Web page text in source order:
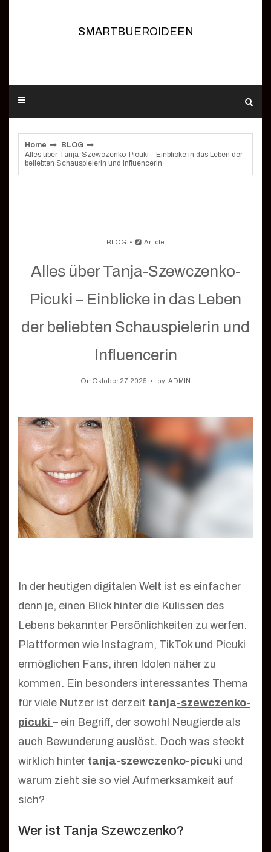
SMARTBUEROIDEEN
Home
BLOG
Alles über Tanja-Szewczenko-Picuki – Einblicke in das Leben der
beliebten Schauspielerin und Influencerin
BLOG Article
Alles über Tanja-Szewczenko-
Picuki – Einblicke in das Leben
der beliebten Schauspielerin und
Influencerin
On Oktober 27, 2025 by ADMIN
In der heutigen digitalen Welt ist es einfacher
denn je, einen Blick hinter die Kulissen des
Lebens bekannter Persönlichkeiten zu werfen.
Plattformen wie Instagram, TikTok und Picuki
ermöglichen Fans, ihren Idolen näher zu
kommen. Ein besonders interessantes Thema
für viele Nutzer ist derzeit tanja-szewczenko-
picuki – ein Begriff, der sowohl Neugierde als
auch Bewunderung auslöst. Doch was steckt
wirklich hinter tanja-szewczenko-picuki und
warum zieht sie so viel Aufmerksamkeit auf
sich?
Wer ist Tanja Szewczenko?